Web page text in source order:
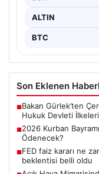
ALTIN
BTC
Son Eklenen
■Bakan Gürlek’ten
Hukuk Devleti
■2026 Kurban
Ödenecek?
■FED faiz kararı ne
beklentisi belli oldu